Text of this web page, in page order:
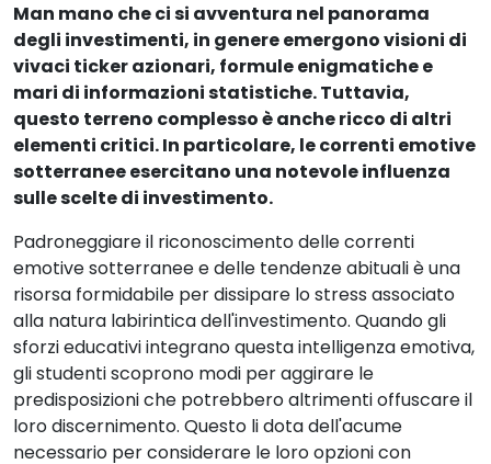
Man mano che ci si avventura nel panorama
degli investimenti, in genere emergono visioni di
vivaci ticker azionari, formule enigmatiche e
mari di informazioni statistiche. Tuttavia,
questo terreno complesso è anche ricco di altri
elementi critici. In particolare, le correnti emotive
sotterranee esercitano una notevole influenza
sulle scelte di investimento.
Padroneggiare il riconoscimento delle correnti
emotive sotterranee e delle tendenze abituali è una
risorsa formidabile per dissipare lo stress associato
alla natura labirintica dell'investimento. Quando gli
sforzi educativi integrano questa intelligenza emotiva,
gli studenti scoprono modi per aggirare le
predisposizioni che potrebbero altrimenti offuscare il
loro discernimento. Questo li dota dell'acume
necessario per considerare le loro opzioni con